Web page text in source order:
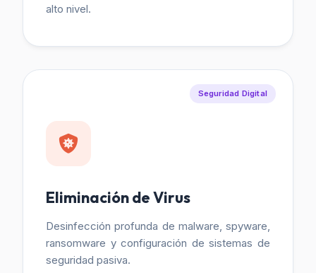
alto nivel.
Seguridad Digital
Eliminación de Virus
Desinfección profunda de malware, spyware,
ransomware y configuración de sistemas de
seguridad pasiva.